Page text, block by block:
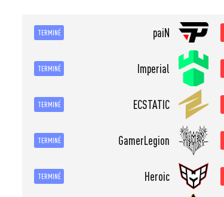
TERMINÉ paiN
TERMINÉ Imperial
TERMINÉ ECSTATIC
TERMINÉ GamerLegion
TERMINÉ Heroic